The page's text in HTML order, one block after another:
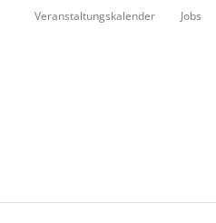
Veranstaltungskalender Jobs